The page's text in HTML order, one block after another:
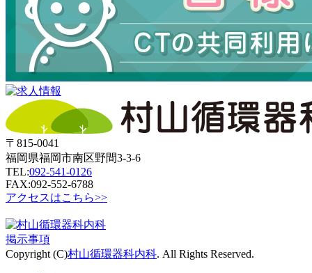
〒815-0041
福岡県福岡市南区野間3-3-6
TEL:092-541-0126
FAX:092-552-6788
アクセスはこちら>>
掲示事項
Copyright (C)村山循環器科内科. All Rights Reserved.